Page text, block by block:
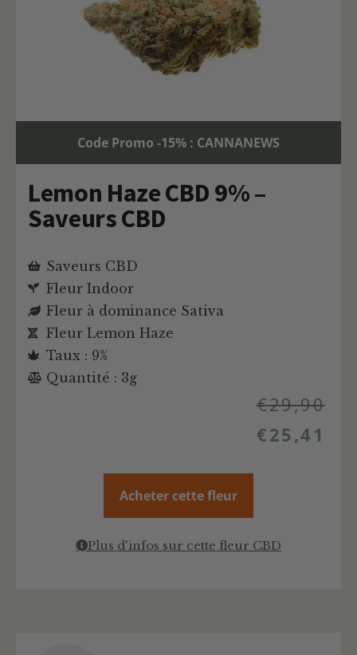
Code Promo -15% : CANNANEWS
Lemon Haze CBD 9% –
Saveurs CBD
Saveurs CBD
Fleur Indoor
Fleur à dominance Sativa
Fleur Lemon Haze
Taux : 9%
Quantité : 3g
€29,90
€25,41
Acheter cette fleur
Plus d'infos sur cette fleur CBD